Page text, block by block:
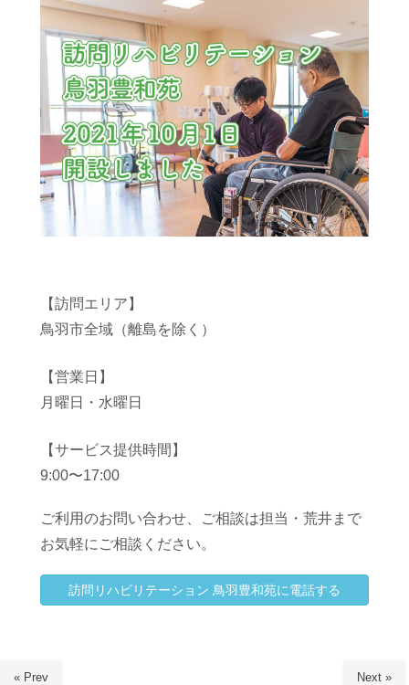
【訪問エリア】
鳥羽市全域（離島を除く）
【営業日】
月曜日・水曜日
【サービス提供時間】
9:00〜17:00
ご利用のお問い合わせ、ご相談は担当・ 荒井まで
お気軽にご相談ください。
訪問リハビリテーション 鳥羽豊和苑に電話する
« Prev Next »